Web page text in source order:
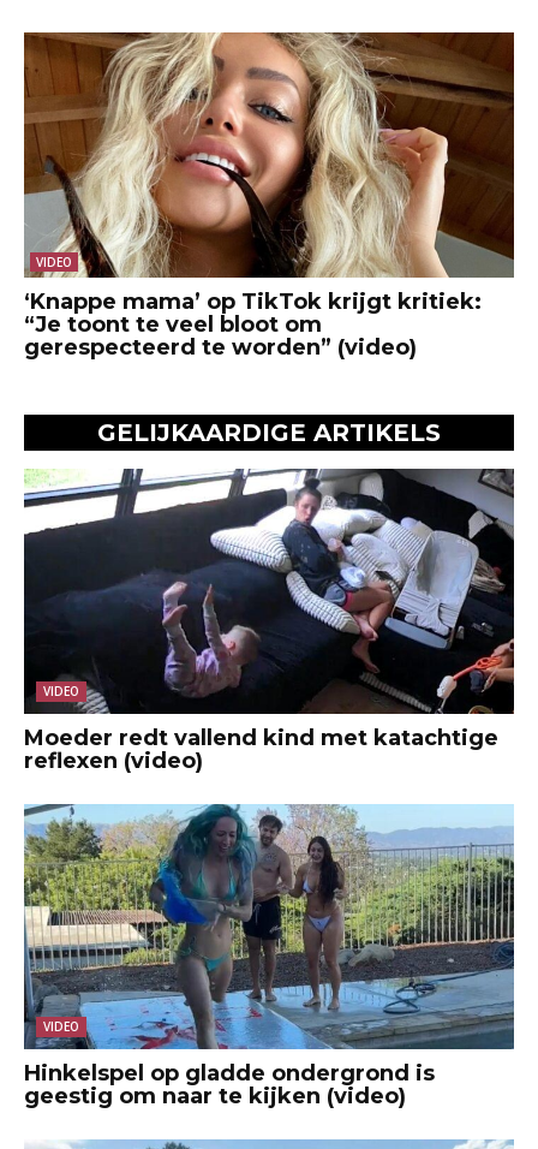
VIDEO
‘Knappe mama’ op TikTok krijgt kritiek:
“Je toont te veel bloot om
gerespecteerd te worden” (video)
GELIJKAARDIGE ARTIKELS
VIDEO
Moeder redt vallend kind met katachtige
reflexen (video)
VIDEO
Hinkelspel op gladde ondergrond is
geestig om naar te kijken (video)